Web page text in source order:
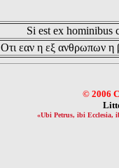
Si est ex hominibus
Οτι εαν η εξ ανθρωπων η
© 2006
«Ubi Petrus, ibi Ecclesia,